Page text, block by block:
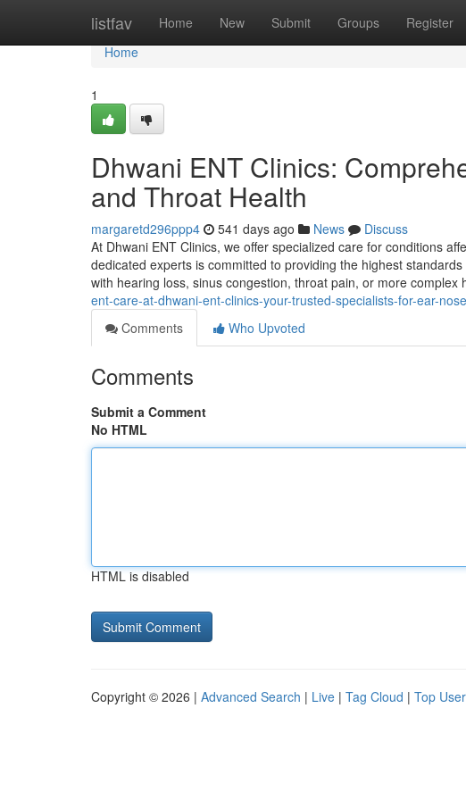
listfav Home New Submit Groups Register
Home
Home
1
Dhwani ENT Clinics:
and Throat Health
margaretd296ppp4 541 days ago News
Discuss
At Dhwani ENT Clinics, we offer specialized care for conditions
dedicated experts is committed to providing the highest
with hearing loss, sinus congestion, throat pain, or more complex
ent-care-at-dhwani-ent-clinics-your-trusted-specialists-for-ear-
Comments
Who Upvoted
Comments
Submit a Comment
No HTML
HTML is disabled
Copyright © 2026 | Advanced Search | Live | Tag Cloud | Top